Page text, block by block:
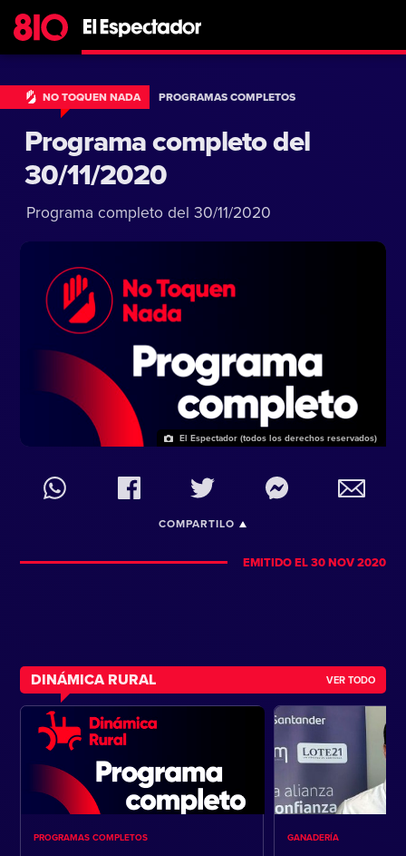
NO TOQUEN NADA PROGRAMAS COMPLETOS
Programa completo del
30/11/2020
Programa completo del 30/11/2020
El Espectador (todos los derechos reservados)
COMPARTILO
EMITIDO EL 30 NOV 2020
DINÁMICA RURAL VER TODO
PROGRAMAS COMPLETOS GANADERÍA